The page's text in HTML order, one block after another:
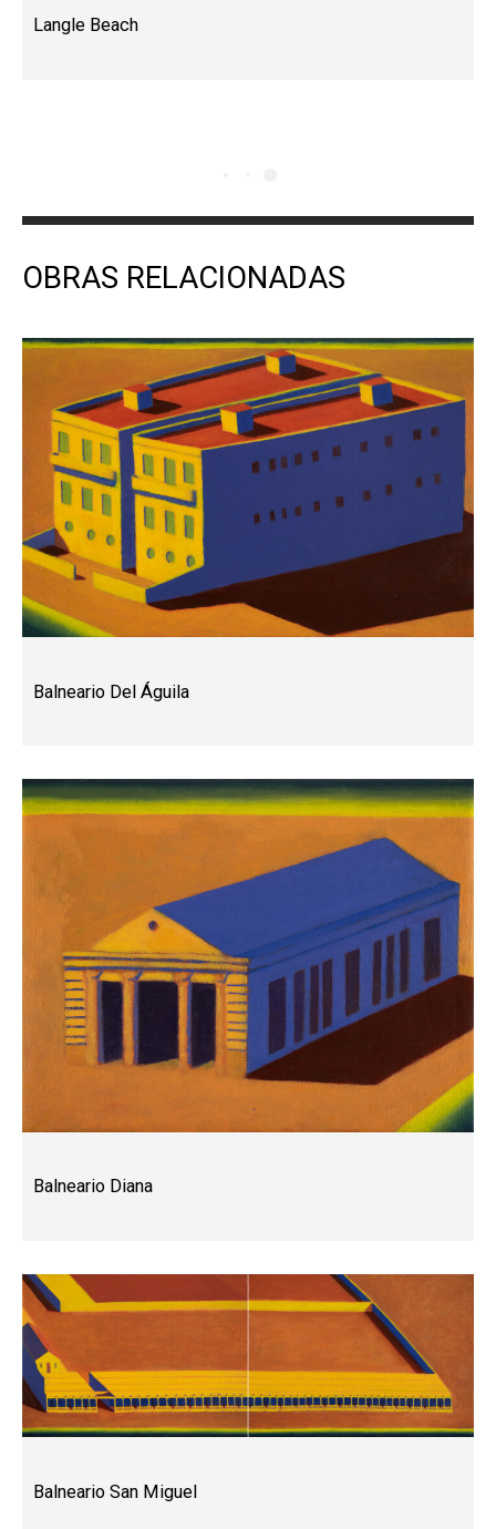
Langle Beach
OBRAS RELACIONADAS
Balneario Del Águila
Balneario Diana
Balneario San Miguel